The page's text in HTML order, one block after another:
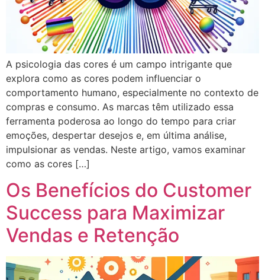
A psicologia das cores é um campo intrigante que
explora como as cores podem influenciar o
comportamento humano, especialmente no contexto de
compras e consumo. As marcas têm utilizado essa
ferramenta poderosa ao longo do tempo para criar
emoções, despertar desejos e, em última análise,
impulsionar as vendas. Neste artigo, vamos examinar
como as cores […]
Os Benefícios do Customer
Success para Maximizar
Vendas e Retenção